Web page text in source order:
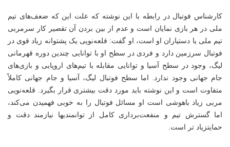
کارشناس فوتبال در رابطه با این نوشته که علت این که ضعف‌های تیم
ملی در هر بازی نمایان است و عدم از بین بردن آن تقصیر کار سرمربی
تیم ملی یا دستیاران او است، او گفت: قلعه‌نویی یک پشتوانه زیاد قوی در
فوتبال سرزمین دارد و فردی در سطح او با توانایی چندین دوره قهرمانی
لیگ، وجود در سطح آسیا و توانایی مقابله با تیم‌های اروپایی و بازی‌های
جام جهانی وجود ندارد. اما سطح فوتبال لیگ، آسیا و جام جهانی کاملاً
متفاوت است و این نوشته باید مورد دقت بیشتری قرار بگیرد. قلعه‌نویی
مربی زیاد باهوشی است او مسائل فوتبال را به خوبی فهمیدن می‌کند،
اما گسترش تیم و منفعت‌برداری کامل از توانمندیها نیازمند دقت و
حمایتزیاد تر است.